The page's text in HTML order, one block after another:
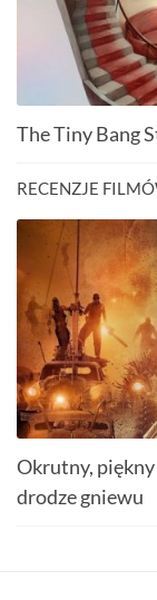
The Tiny Bang
RECENZJE
Okrutny, piękny
drodze gniewu